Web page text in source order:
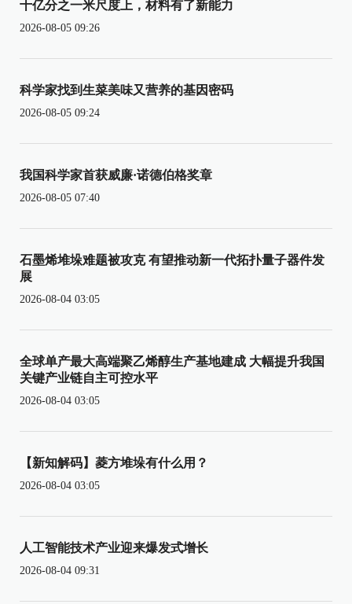
十亿分之一米尺度上，材料有了新能力
2026-08-05 09:26
科学家找到生菜美味又营养的基因密码
2026-08-05 09:24
我国科学家首获威廉·诺德伯格奖章
2026-08-05 07:40
石墨烯堆垛难题被攻克 有望推动新一代拓扑量子器件发
展
2026-08-04 03:05
全球单产最大高端聚乙烯醇生产基地建成 大幅提升我国
关键产业链自主可控水平
2026-08-04 03:05
【新知解码】菱方堆垛有什么用？
2026-08-04 03:05
人工智能技术产业迎来爆发式增长
2026-08-04 09:31